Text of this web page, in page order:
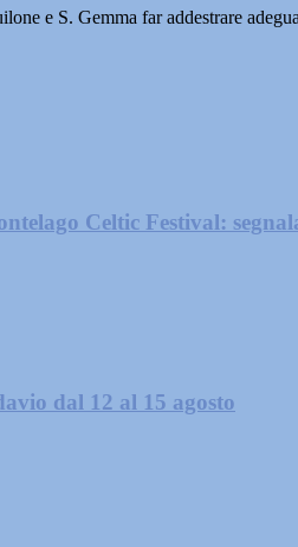
e S. Gemma far addestrare
Celtic Festival:
dal 12 al 15 agosto